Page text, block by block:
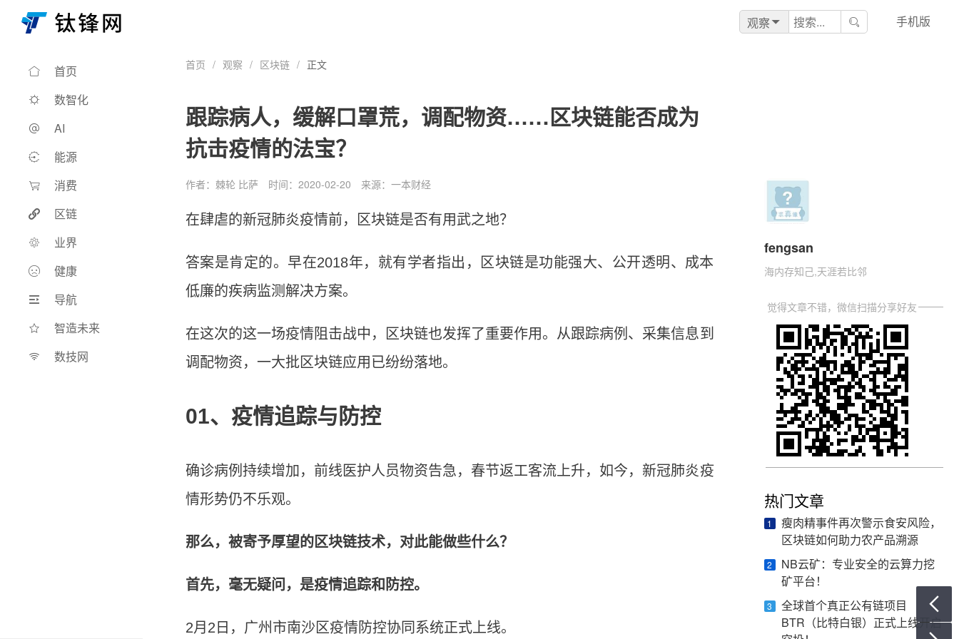
观察 手机版
首页
数智化
AI
能源
消费
区链
业界
健康
导航
智造未来
数技网
首页 / 观察 / 区块链 / 正文
跟踪病人，缓解口罩荒，调配物资……区块链能否成为
抗击疫情的法宝？
作者：棘轮 比萨 时间：2020-02-20 来源： 一本财经
在肆虐的新冠肺炎疫情前，区块链是否有用武之地？
答案是肯定的。早在2018年，就有学者指出，区块链是功能强大、公开透明、成本
低廉的疾病监测解决方案。
在这次的这一场疫情阻击战中，区块链也发挥了重要作用。从跟踪病例、采集信息到
调配物资，一大批区块链应用已纷纷落地。
01、 疫情追踪与防控
确诊病例持续增加，前线医护人员物资告急，春节返工客流上升，如今，新冠肺炎疫
情形势仍不乐观。
那么，被寄予厚望的区块链技术，对此能做些什么？
首先，毫无疑问，是疫情追踪和防控。
2月2日，广州市南沙区疫情防控协同系统正式上线。
fengsan
海内存知己,天涯若比邻
觉得文章不错，微信扫描分享好友
热门文章
1
瘦肉精事件再次警示食安风险，
区块链如何助力农产品溯源
2
NB云矿：专业安全的云算力挖
矿平台！
3
全球首个真正公有链项目
BTR（比特白银）正式上线开启
